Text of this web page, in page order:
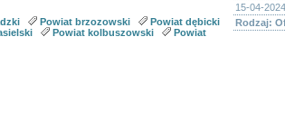
Powiat brzozowski
Powiat dębicki
Powiat kolbuszowski
Powiat
15-04-
Rodzaj: